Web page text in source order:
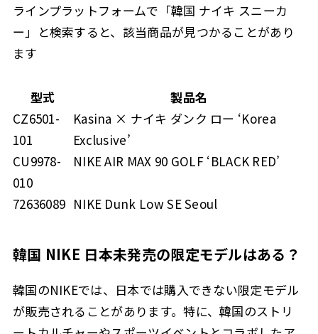
ラインプラットフォームで「韓国 ナイキ スニーカ
ー」と検索すると、該当商品が見つかることがあり
ます
型式
製品名
CZ6501-
101
Kasina × ナイキ ダンク ロー ‘Korea
Exclusive’
CU9978-
010
NIKE AIR MAX 90 GOLF ‘BLACK RED’
72636089 NIKE Dunk Low SE Seoul
韓国 NIKE 日本未発売の限定モデルはある？
韓国のNIKEでは、日本では購入できない限定モデル
が販売されることがあります。特に、韓国のストリ